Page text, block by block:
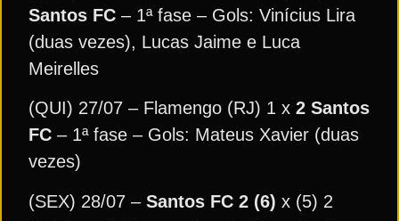
Santos FC – 1ª fase – Gols: Vinícius Lira
(duas vezes), Lucas Jaime e Luca
Meirelles
(QUI) 27/07 – Flamengo (RJ) 1 x 2 Santos
FC – 1ª fase – Gols: Mateus Xavier (duas
vezes)
(SEX) 28/07 – Santos FC 2 (6) x (5) 2